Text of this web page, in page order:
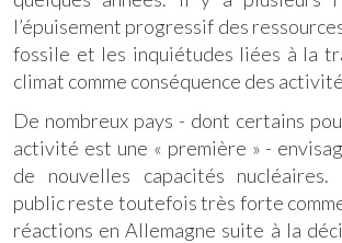
l’épuisement progressif des
fossile et les inquiétudes liées à la
climat comme conséquence des
De nombreux pays - dont certains
activité est une « première » -
de nouvelles capacités nucléaires.
public reste toutefois très forte
réactions en Allemagne suite à la